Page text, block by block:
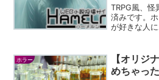
TRPG風、怪
済みです。
が好きな人に
ホラー
【オリジ
めちゃっ